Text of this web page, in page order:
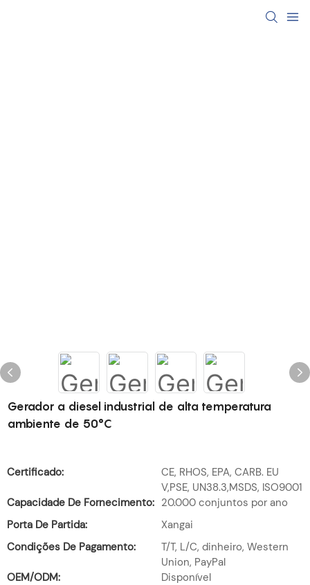
Gerador a diesel industrial de alta temperatura
ambiente de 50°C
Certificado:
CE, RHOS, EPA, CARB. EU
V,PSE, UN38.3,MSDS, ISO9001
Capacidade De Fornecimento: 20.000 conjuntos por ano
Porta De Partida:
Xangai
Condições De Pagamento:
T/T, L/C, dinheiro, Western
Union, PayPal
OEM/ODM:
Disponível